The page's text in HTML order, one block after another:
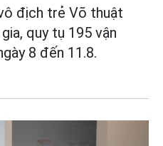
địch trẻ Võ thuật
quy tụ 195 vận
8 đến 11.8.